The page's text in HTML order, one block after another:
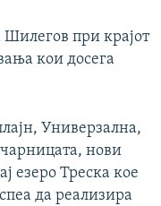
Шилегов при крајот
кои досега
Универзална,
нови
езеро Треска кое
да реализира